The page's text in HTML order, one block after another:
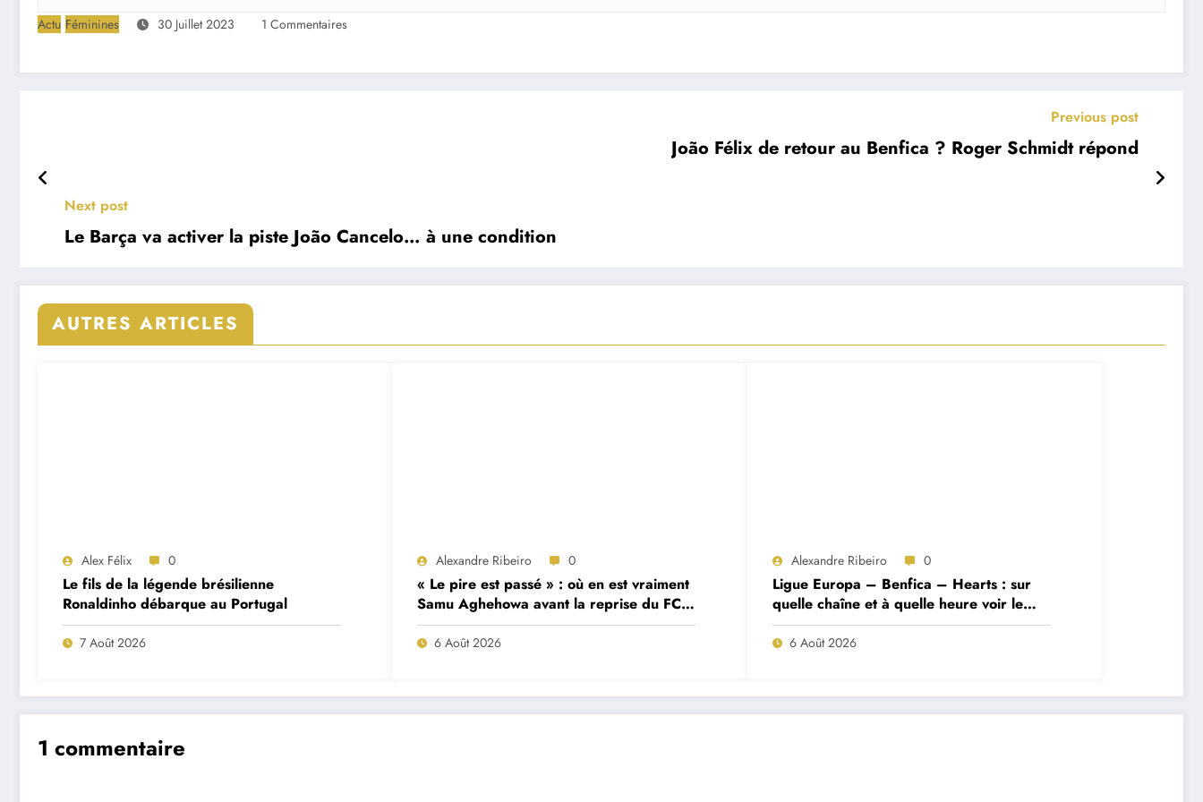
Actu Féminines 30 Juillet 2023 1 Commentaires
Previous post
João Félix de retour au Benfica ? Roger Schmidt répond
Next post
Le Barça va activer la piste João Cancelo… à une condition
AUTRES ARTICLES
Alex Félix 0
Le fils de la légende brésilienne
Ronaldinho débarque au Portugal
7 Août 2026
Alexandre Ribeiro 0
« Le pire est passé » : où en est vraiment
Samu Aghehowa avant la reprise du FC
Porto ?
6 Août 2026
Alexandre Ribeiro 0
Ligue Europa – Benfica – Hearts : sur
quelle chaîne et à quelle heure voir le
match ?
6 Août 2026
1 commentaire